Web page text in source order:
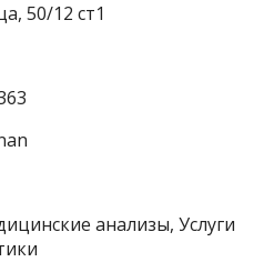
50/12 ст1
анализы, Услуги